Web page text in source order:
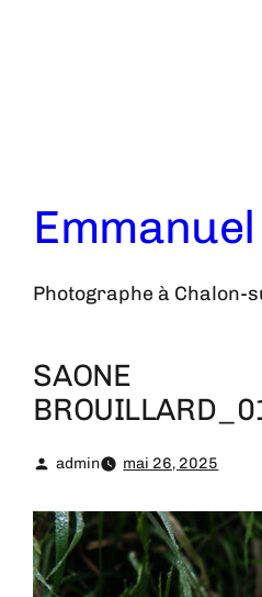
Photographe à Chalon-
SAONE
admin mai 26, 2025